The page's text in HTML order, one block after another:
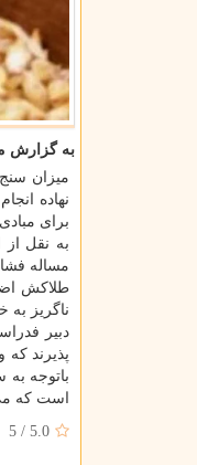
به گزارش
میزان
نهاده
برای
به نقل از
مساله
طلاکش
ناگریز
دبیر
پذیرند
باتوجه
است که می تواند برای ۲ تا ۳ماه آینده چالشی
5.0
/
5